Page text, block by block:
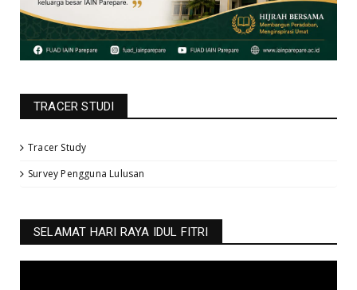
TRACER STUDI
Tracer Study
Survey Pengguna Lulusan
SELAMAT HARI RAYA IDUL FITRI